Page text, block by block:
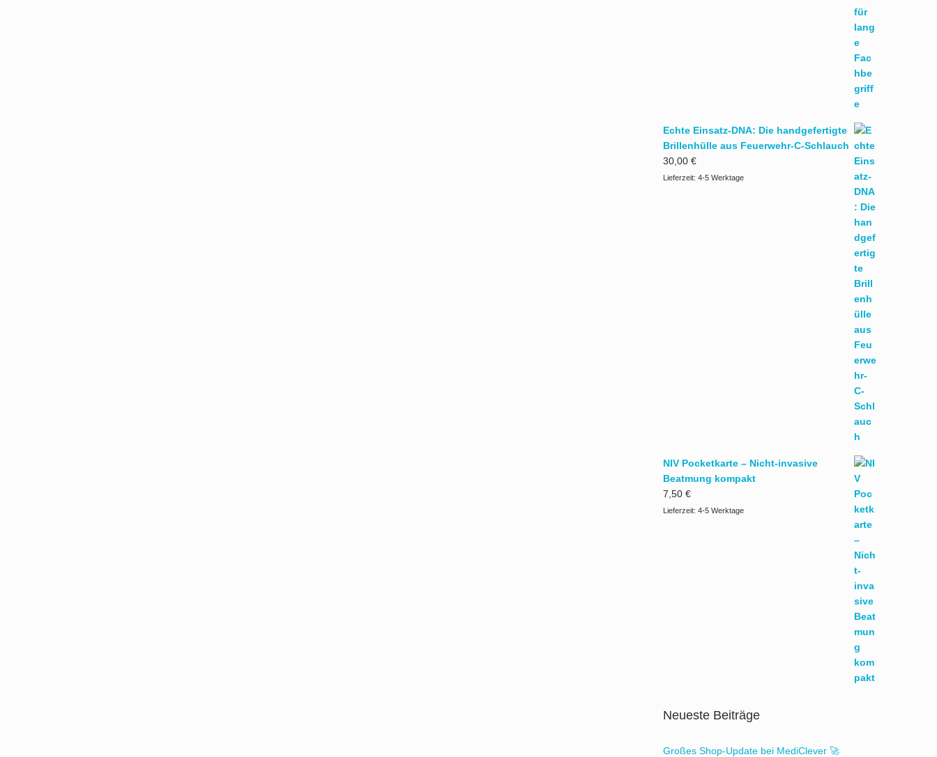
Echte Einsatz-DNA: Die handgefertigte
Brillenhülle aus Feuerwehr-C-Schlauch
30,00 €
Lieferzeit: 4-5 Werktage
NIV Pocketkarte – Nicht-invasive
Beatmung kompakt
7,50 €
Lieferzeit: 4-5 Werktage
Neueste Beiträge
Großes Shop-Update bei MediClever 🚀